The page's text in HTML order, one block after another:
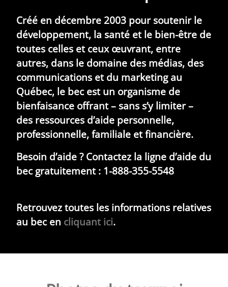
Créé en décembre 2003 pour soutenir le
développement, la santé et le bien-être de
toutes celles et ceux œuvrant, entre
autres, dans le domaine des médias, des
communications et du marketing au
Québec, le bec est un organisme de
bienfaisance offrant – sans s’y limiter –
des ressources d’aide personnelle,
professionnelle, familiale et financière.
Besoin d’aide ? Contactez la ligne d’aide du
bec gratuitement : 1-888-355-5548
Retrouvez toutes les informations relatives
au bec en cliquant ici.